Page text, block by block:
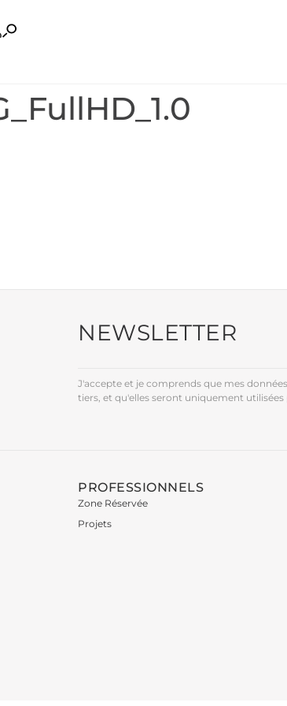
NEWSLETTER
J'accepte et je comprends que mes
tiers, et qu'elles seront uniquement
PROFESSIONNELS
Zone Réservée
Projets